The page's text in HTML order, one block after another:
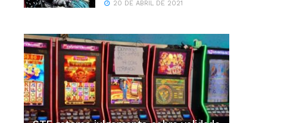
20 DE ABRIL DE 2021